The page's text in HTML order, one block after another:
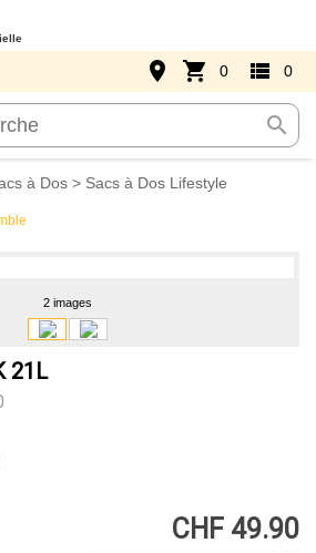
search
place shopping_cart 0 view_list 0
à Dos > Sacs à Dos Lifestyle
2 images
21L
CHF 49.90